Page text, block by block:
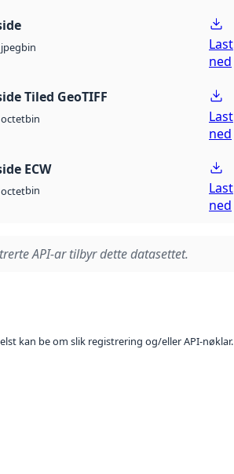
jpegbin
Last
ned
Tiled GeoTIFF
octetbin
Last
ned
ECW
octetbin
Last
ned
API-ar tilbyr dette datasettet.
kan be om slik registrering og/eller API-nøklar.